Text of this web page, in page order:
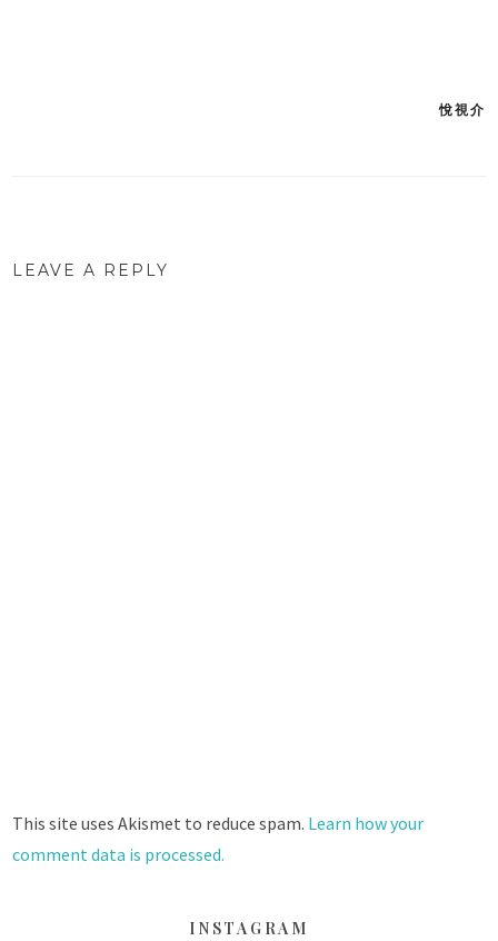
悅視介
LEAVE A REPLY
This site uses Akismet to reduce spam. Learn how your
comment data is processed.
INSTAGRAM